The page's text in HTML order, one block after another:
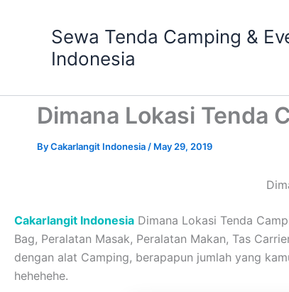
Sewa Tenda Camping &
Indonesia
Dimana Lokasi Tenda
ByCakarlangit Indonesia / May 29, 2019
Cakarlangit Indonesia Dimana Lokasi Tenda
Bag, Peralatan Masak, Peralatan Makan, Tas
dengan alat Camping, berapapun jumlah yang
hehehehe.